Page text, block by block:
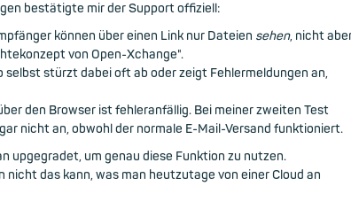
bestätigte mir der Support offiziell:
können über einen Link nur Dateien sehen, nicht
von Open-Xchange".
selbst stürzt dabei oft ab oder zeigt Fehlermeldungen an,
den Browser ist fehleranfällig. Bei meiner zweiten Test
nicht an, obwohl der normale E-Mail-Versand funktioniert.
upgegradet, um genau diese Funktion zu nutzen.
das kann, was man heutzutage von einer Cloud an